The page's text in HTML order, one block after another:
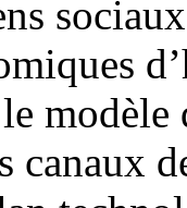
canaux